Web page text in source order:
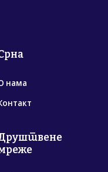
нама